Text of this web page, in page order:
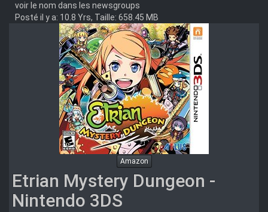
voir le nom dans les newsgroups
Posté il y a: 10.8 Yrs, Taille: 658.45 MB
Amazon
Etrian Mystery Dungeon -
Nintendo 3DS